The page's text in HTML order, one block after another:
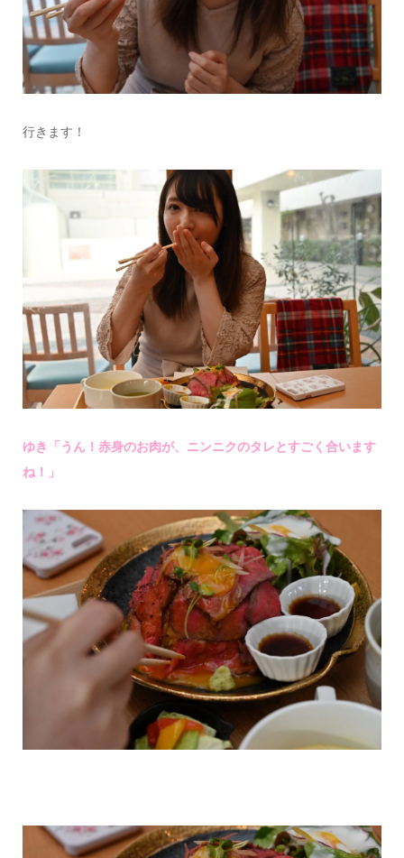
行きます！
ゆき「うん！赤身のお肉が、ニンニクのタレとすごく合います
ね！」
情報提供をする！ 広告掲載について ランチ特集！